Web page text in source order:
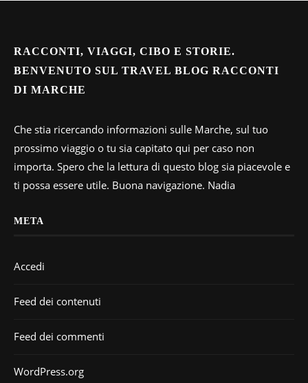
RACCONTI, VIAGGI, CIBO E STORIE.
BENVENUTO SUL TRAVEL BLOG RACCONTI
DI MARCHE
Che stia ricercando informazioni sulle Marche, sul tuo
prossimo viaggio o tu sia capitato qui per caso non
importa. Spero che la lettura di questo blog sia piacevole e
ti possa essere utile. Buona navigazione. Nadia
META
Accedi
Feed dei contenuti
Feed dei commenti
WordPress.org